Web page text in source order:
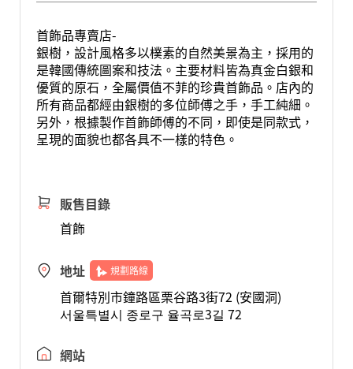
首飾品專賣店-
銀樹，設計風格多以樸素的自然美景為主，採用的
是韓國傳統圖案和技法。主要材料皆為真金白銀和
優質的原石，全屬價值不菲的珍貴首飾品。店內的
所有商品都經由銀樹的多位師傅之手，手工純細。
另外，根據製作首飾師傅的不同，即使是同款式，
呈現的面貌也都各具不一樣的特色。
販售目錄
首飾
地址 規劃路線
首爾特別市鐘路區栗谷路3街72 (安國洞)
서울특별시 종로구 율곡로3길 72
網站